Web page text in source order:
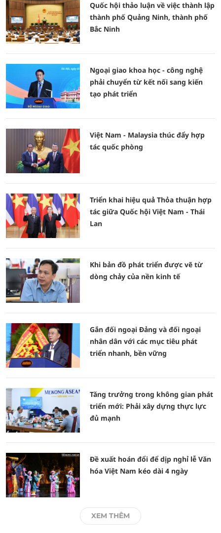
Quốc hội thảo luận về việc thành lập
thành phố Quảng Ninh, thành phố
Bắc Ninh
Ngoại giao khoa học - công nghệ
phải chuyển từ kết nối sang kiến
tạo phát triển
Việt Nam - Malaysia thúc đẩy hợp
tác quốc phòng
Triển khai hiệu quả Thỏa thuận hợp
tác giữa Quốc hội Việt Nam - Thái
Lan
Khi bản đồ phát triển được vẽ từ
dòng chảy của nền kinh tế
Gắn đối ngoại Đảng và đối ngoại
nhân dân với các mục tiêu phát
triển nhanh, bền vững
Tăng trưởng trong không gian phát
triển mới: Phải xây dựng thực lực
đủ mạnh
Đề xuất hoán đổi để dịp nghỉ lễ Văn
hóa Việt Nam kéo dài 4 ngày
XEM THÊM